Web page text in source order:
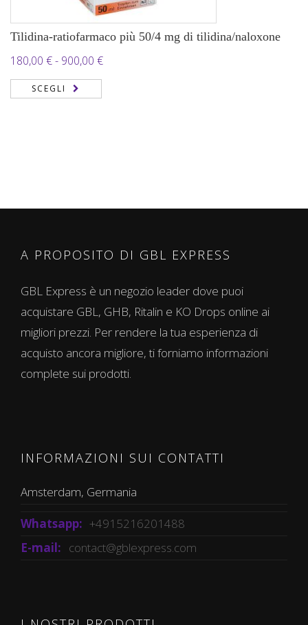
Tilidina-ratiofarmaco più 50/4 mg di tilidina/naloxone
180,00 €- 900,00 €Fascia
SCEGLI
A PROPOSITO DI GBL EXPRESS
GBL Express è un negozio leader dove puoi
acquistare GBL, GHB, Ritalin e KO Drops online ai
migliori prezzi. Per rendere la tua esperienza di
acquisto ancora migliore, ti forniamo informazioni
complete sui prodotti.
INFORMAZIONI SUI CONTATTI
Amsterdam, Germania
Whatsapp: +4915216201488
E-mail: contact@gblexpress.com